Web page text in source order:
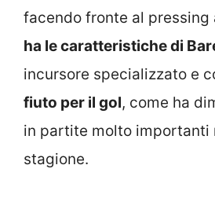
facendo fronte al pressing
ha le caratteristiche di
incursore specializzato e
fiuto per il gol, come ha
in partite molto importanti
stagione.